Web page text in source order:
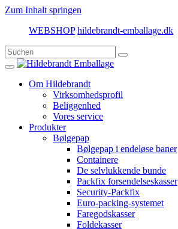
Zum Inhalt springen
WEBSHOP hildebrandt-emballage.dk
Om Hildebrandt
Virksomhedsprofil
Beliggenhed
Vores service
Produkter
Bølgepap
Bølgepap i endeløse baner
Containere
De selvlukkende bunde
Packfix forsendelseskasser
Security-Packfix
Euro-packing-systemet
Faregodskasser
Foldekasser